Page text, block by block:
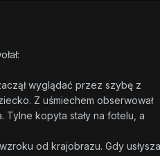
wyglądać przez szybę z
Z uśmiechem obserwował
kopyta stały na fotelu, a
od krajobrazu. Gdy